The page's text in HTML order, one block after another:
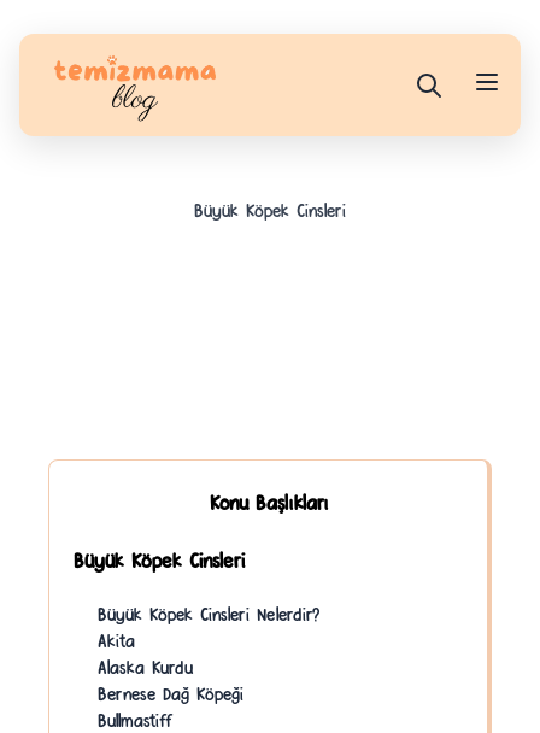
Büyük Köpek Cinsleri
Konu Başlıkları
Büyük Köpek Cinsleri
Büyük Köpek Cinsleri Nelerdir?
Akita
Alaska Kurdu
Bernese Dağ Köpeği
Bullmastiff